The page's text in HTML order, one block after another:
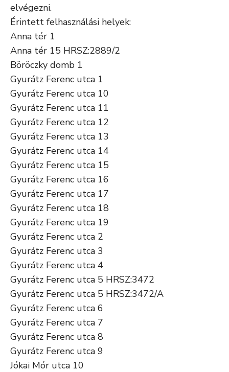
elvégezni.
Érintett felhasználási helyek:
Anna tér 1
Anna tér 15 HRSZ:2889/2
Böröczky domb 1
Gyurátz Ferenc utca 1
Gyurátz Ferenc utca 10
Gyurátz Ferenc utca 11
Gyurátz Ferenc utca 12
Gyurátz Ferenc utca 13
Gyurátz Ferenc utca 14
Gyurátz Ferenc utca 15
Gyurátz Ferenc utca 16
Gyurátz Ferenc utca 17
Gyurátz Ferenc utca 18
Gyurátz Ferenc utca 19
Gyurátz Ferenc utca 2
Gyurátz Ferenc utca 3
Gyurátz Ferenc utca 4
Gyurátz Ferenc utca 5 HRSZ:3472
Gyurátz Ferenc utca 5 HRSZ:3472/A
Gyurátz Ferenc utca 6
Gyurátz Ferenc utca 7
Gyurátz Ferenc utca 8
Gyurátz Ferenc utca 9
Jókai Mór utca 10